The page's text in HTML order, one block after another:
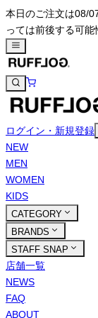
本日のご注文は08/
っては前後する可能
ログイン・新規登録
NEW
MEN
WOMEN
KIDS
CATEGORY
BRANDS
STAFF SNAP
店舗一覧
NEWS
FAQ
ABOUT